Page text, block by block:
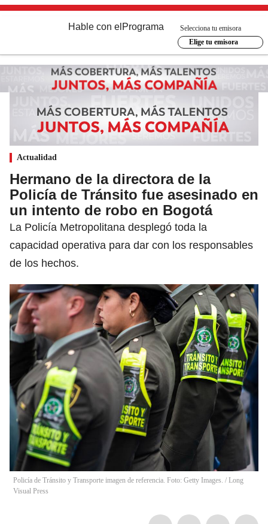
Hable con el Programa
Selecciona tu emisora
Elige tu emisora
Actualidad
Hermano de la directora de la
Policía de Tránsito fue asesinado en
un intento de robo en Bogotá
La Policía Metropolitana desplegó toda la
capacidad operativa para dar con los responsables
de los hechos.
Policía de Tránsito y Transporte imagen de referencia. Foto: Getty Images. / Long
Visual Press